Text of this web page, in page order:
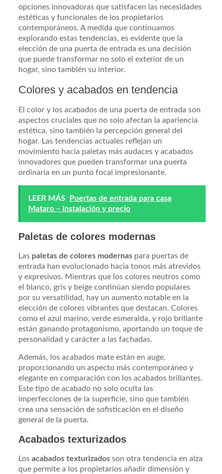
opciones innovadoras que satisfacen las necesidades
estéticas y funcionales de los propietarios
contemporáneos. A medida que continuamos
explorando estas tendencias, es evidente que la
elección de una puerta de entrada es una decisión
que puede transformar no solo el exterior de un
hogar, sino también su interior.
Colores y acabados en tendencia
El color y los acabados de una puerta de entrada son
aspectos cruciales que no solo afectan la apariencia
estética, sino también la percepción general del
hogar. Las tendencias actuales reflejan un
movimiento hacia paletas más audaces y acabados
innovadores que pueden transformar una puerta
ordinaria en un punto focal impresionante.
LEER MÁS Puertas de entrada para casa
Mataro – instalación y precio
Paletas de colores modernas
Las paletas de colores modernas para puertas de
entrada han evolucionado hacia tonos más atrevidos
y expresivos. Mientras que los colores neutros como
el blanco, gris y beige continúan siendo populares
por su versatilidad, hay un aumento notable en la
elección de colores vibrantes que destacan. Colores
como el azul marino, verde esmeralda, y rojo brillante
están ganando protagonismo, aportando un toque de
personalidad y carácter a las fachadas.
Además, los acabados mate están en auge,
proporcionando un aspecto más contemporáneo y
elegante en comparación con los acabados brillantes.
Este tipo de acabado no solo oculta las
imperfecciones de la superficie, sino que también
crea una sensación de sofisticación en el diseño
general de la puerta.
Acabados texturizados
Losacabados texturizados son otra tendencia en alza
que permite a los propietarios añadir dimensión y